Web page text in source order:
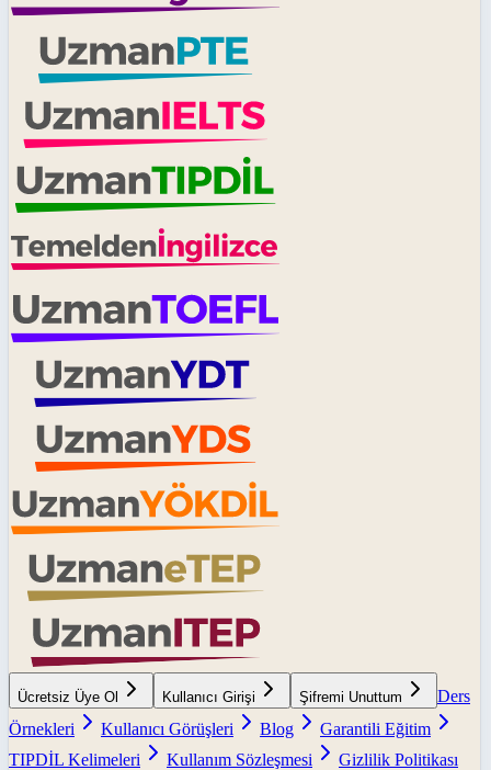
Ücretsiz Üye Ol Kullanıcı Girişi Şifremi Unuttum
Ders
Örnekleri
Kullanıcı Görüşleri Blog
Garantili Eğitim
TIPDİL Kelimeleri
Kullanım Sözleşmesi
Gizlilik Politikası